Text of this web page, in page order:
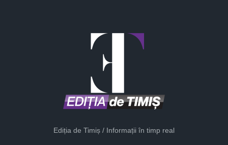
Ediția de Timiș / Informații în timp real